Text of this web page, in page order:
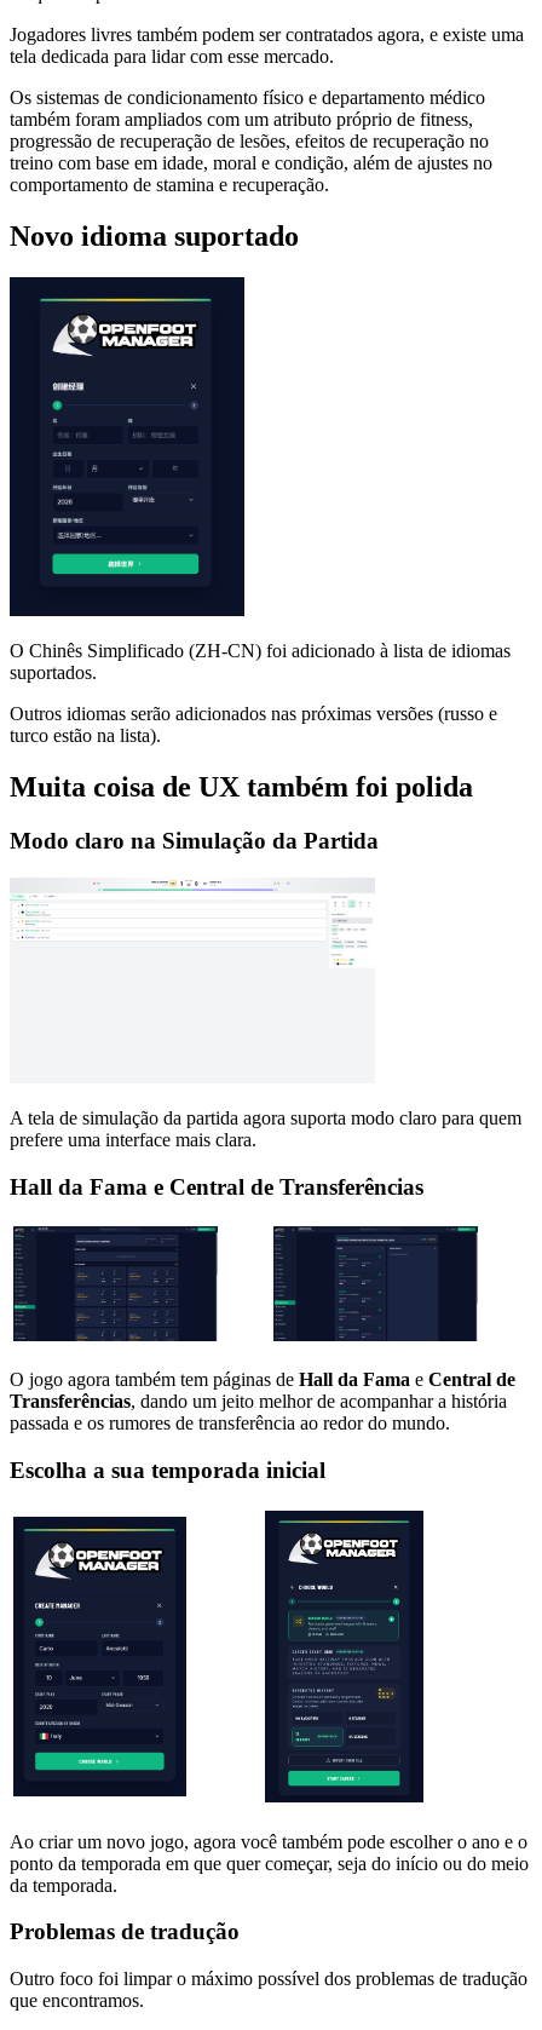
Jogadores livres também podem ser contratados agora, e existe uma
tela dedicada para lidar com esse mercado.
Os sistemas de condicionamento físico e departamento médico
também foram ampliados com um atributo próprio de fitness,
progressão de recuperação de lesões, efeitos de recuperação no
treino com base em idade, moral e condição, além de ajustes no
comportamento de stamina e recuperação.
Novo idioma suportado
O Chinês Simplificado (ZH-CN) foi adicionado à lista de idiomas
suportados.
Outros idiomas serão adicionados nas próximas versões (russo e
turco estão na lista).
Muita coisa de UX também foi polida
Modo claro na Simulação da Partida
A tela de simulação da partida agora suporta modo claro para quem
prefere uma interface mais clara.
Hall da Fama e Central de Transferências
O jogo agora também tem páginas de Hall da Fama e Central de
Transferências, dando um jeito melhor de acompanhar a história
passada e os rumores de transferência ao redor do mundo.
Escolha a sua temporada inicial
Ao criar um novo jogo, agora você também pode escolher o ano e o
ponto da temporada em que quer começar, seja do início ou do meio
da temporada.
Problemas de tradução
Outro foco foi limpar o máximo possível dos problemas de tradução
que encontramos.